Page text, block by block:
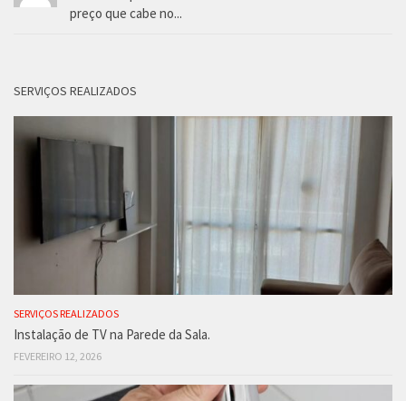
preço que cabe no...
SERVIÇOS REALIZADOS
SERVIÇOS REALIZADOS
Instalação de TV na Parede da Sala.
FEVEREIRO 12, 2026